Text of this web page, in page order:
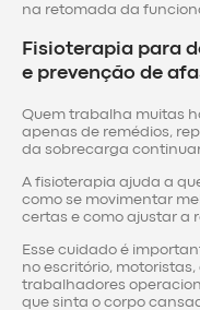
na retomada da
Fisioterapia para
e prevenção de
Quem trabalha muitas
apenas de remédios,
da sobrecarga
A fisioterapia ajuda a
como se movimentar
certas e como ajustar a
Esse cuidado é
no escritório,
trabalhadores
que sinta o corpo